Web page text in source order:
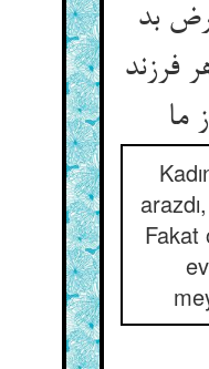
بد
فرزند
ما
Fakat